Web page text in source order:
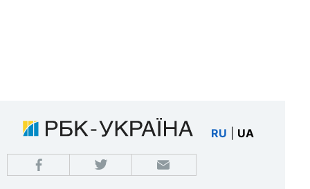
RU UA